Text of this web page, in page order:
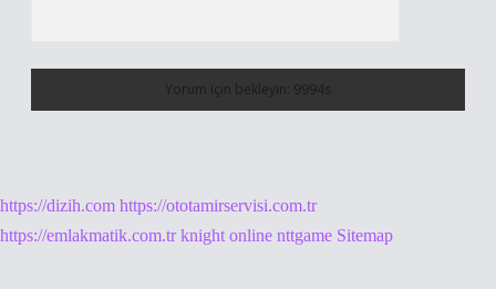
https://dizih.com https://ototamirservisi.com.tr
https://emlakmatik.com.tr knight online nttgame Sitemap